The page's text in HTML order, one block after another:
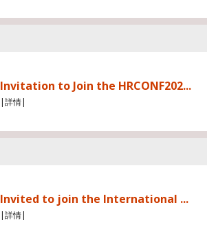
Invitation to Join the HRCONF202...
|詳情|
Invited to join the International ...
|詳情|